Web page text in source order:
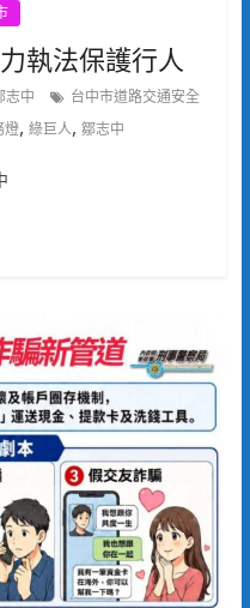
執法保護行人
志中
台中市道路交通安全
燈, 綠巨人, 鄒志中